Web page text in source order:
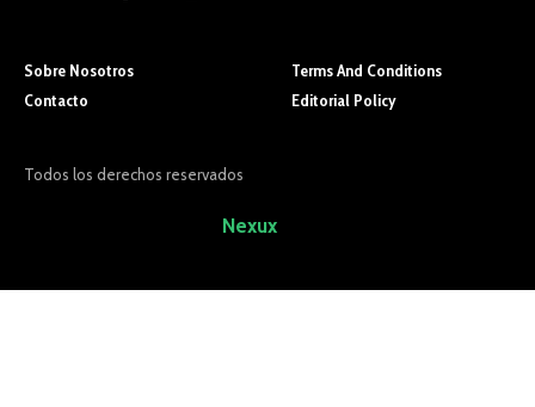
Sobre Nosotros
Contacto
Terms And Conditions
Editorial Policy
Todos los derechos reservados
Nexux